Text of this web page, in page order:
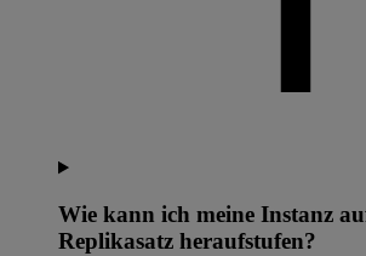
Wie kann ich meine Instanz
Replikasatz heraufstufen?